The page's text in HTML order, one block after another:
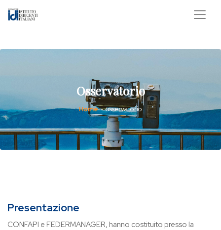
Osservatorio
Home - osservatorio
Presentazione
CONFAPI e FEDERMANAGER, hanno costituito presso la